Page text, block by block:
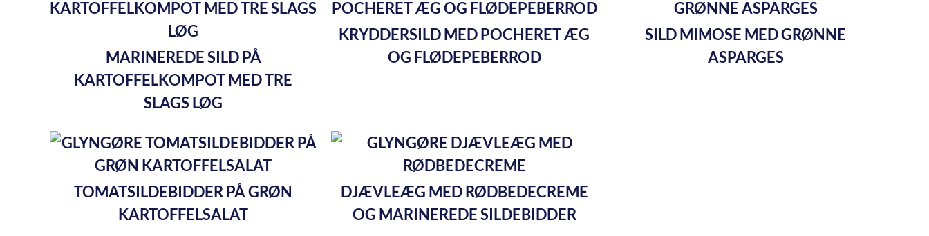
MARINEREDE SILD PÅ
KARTOFFELKOMPOT MED TRE
SLAGS LØG
KRYDDERSILD MED POCHERET ÆG
OG FLØDEPEBERROD
SILD MIMOSE MED GRØNNE
ASPARGES
TOMATSILDEBIDDER PÅ GRØN
KARTOFFELSALAT
DJÆVLEÆG MED RØDBEDECREME
OG MARINEREDE SILDEBIDDER